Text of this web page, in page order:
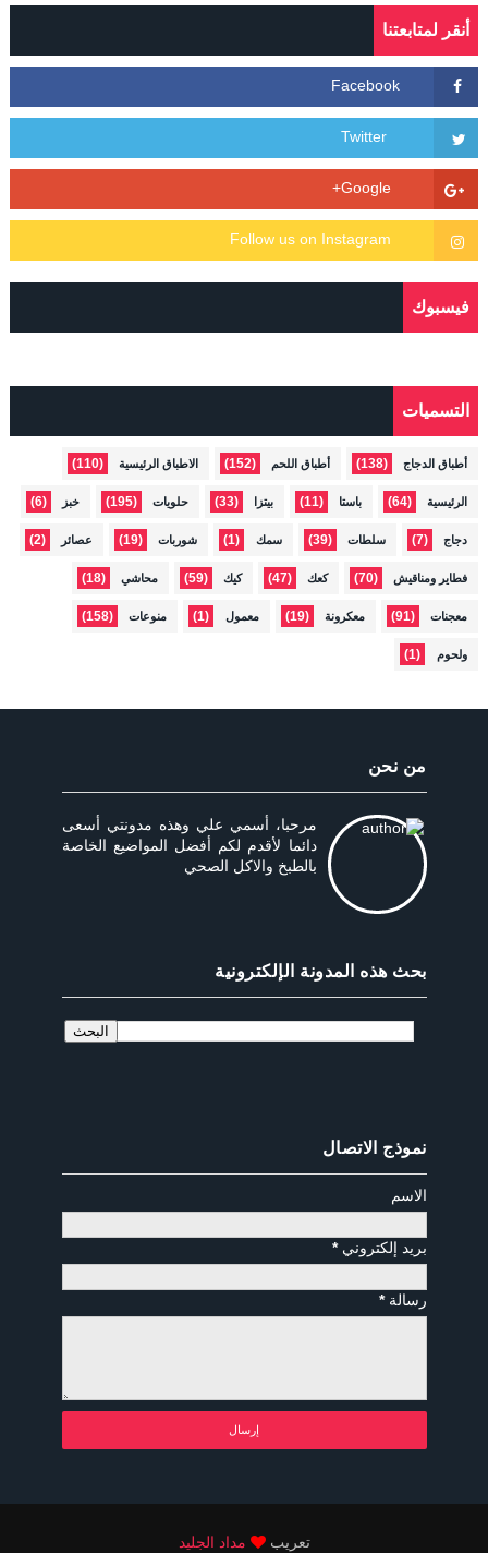
أنقر لمتابعتنا
فيسبوك
التسميات
أطباق الدجاج (138) أطباق اللحم (152) الاطباق الرئيسية (110)
الرئيسية (64) باستا (11) بيتزا (33) حلويات (195) خبز (6)
دجاج (7) سلطات (39) سمك (1) شوربات (19) عصائر (2)
فطاير ومناقيش (70) كعك (47) كيك (59) محاشي (18)
معجنات (91) معكرونة (19) معمول (1) منوعات (158)
ولحوم (1)
من نحن
مرحبا، أسمي علي وهذه مدونتي أسعى
دائما لأقدم لكم أفضل المواضيع الخاصة
بالطبخ والاكل الصحي
بحث هذه المدونة الإلكترونية
نموذج الاتصال
الاسم
بريد إلكتروني*
رسالة*
تعريب مداد الجليد